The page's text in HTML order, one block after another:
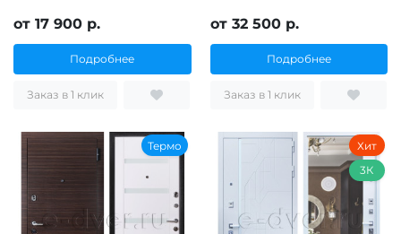
от 17 900 р.
Подробнее
Заказ в 1 клик
от 32 500 р.
Подробнее
Заказ в 1 клик
Термо
Хит
3К